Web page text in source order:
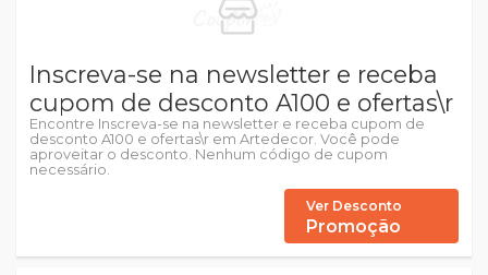
Inscreva-se na newsletter e receba
cupom de desconto A100 e ofertas\r
Encontre Inscreva-se na newsletter e receba cupom de
desconto A100 e ofertas\r em Artedecor. Você pode
aproveitar o desconto. Nenhum código de cupom
necessário.
Ver Desconto
Promoção